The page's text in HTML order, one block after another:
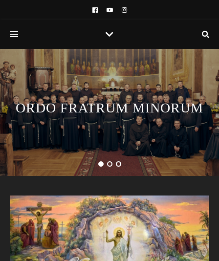
ORDO FRATRUM MINORUM